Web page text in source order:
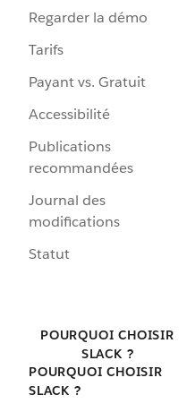
Regarder la démo
Tarifs
Payant vs. Gratuit
Accessibilité
Publications
recommandées
Journal des
modifications
Statut
POURQUOI CHOISIR
SLACK ?
POURQUOI CHOISIR
SLACK ?